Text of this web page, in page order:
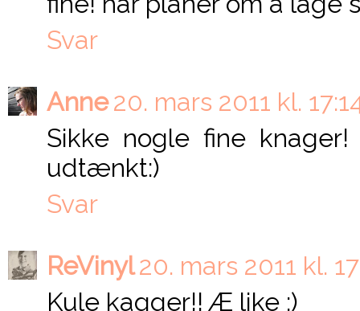
Svar
Anne20. mars 2011 kl.
Sikke nogle fine
udtænkt:)
Svar
ReVinyl20. mars 2011 kl.
Kule kagger!! Æ like :)